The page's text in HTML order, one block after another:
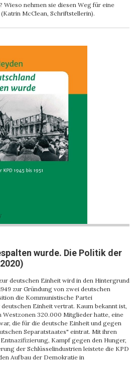
Wieso nehmen sie diesen Weg für eine
McClean, Schriftstellerin).
wurde. Die Politik der
deutschen Einheit wird in den Hintergrund
zur Gründung von zwei deutschen
die Kommunistische Partei
Einheit vertrat. Kaum bekannt ist,
Westzonen 320.000 Mitglieder hatte, eine
die für die deutsche Einheit und gegen
Separatstaates" eintrat. Mit ihren
Kampf gegen den Hunger,
der Schlüsselindustrien leistete die KPD
Aufbau der Demokratie in